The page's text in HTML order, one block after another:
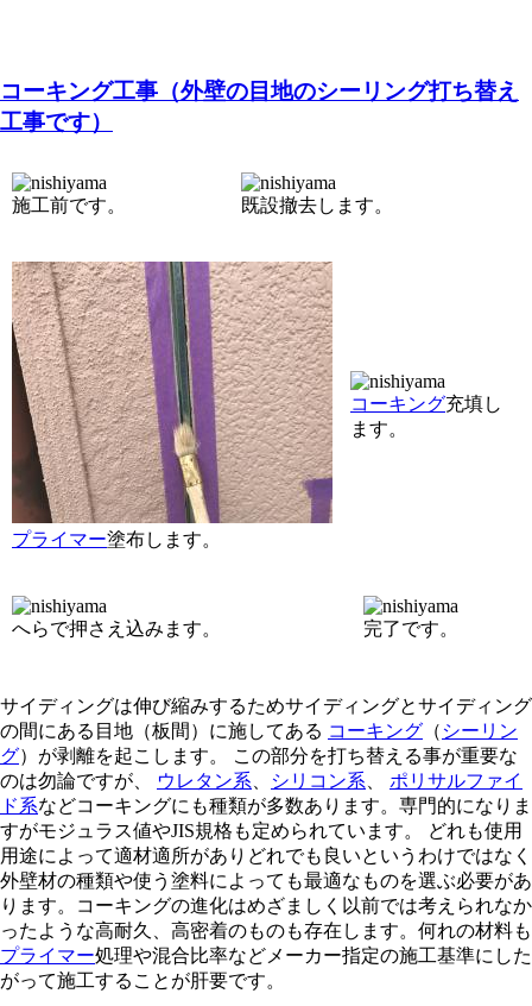
コーキング工事（外壁の目地のシーリング打ち替え
工事です）
施工前です。 既設撤去します。
プライマー塗布します。
コーキング充填し
ます。
へらで押さえ込みます。 完了です。
サイディングは伸び縮みするためサイディングとサイディング
の間にある目地（板間）に施してある コーキング （ シーリン
グ）が剥離を起こします。 この部分を打ち替える事が重要な
のは勿論ですが、
ウレタン系 シリコン系
ポリサルファイ
ド系などコーキングにも種類が多数あります。専門的になりま
すがモジュラス値やJIS規格も定められています。 どれも使用
用途によって適材適所がありどれでも良いというわけではなく
外壁材の種類や使う塗料によっても最適なものを選ぶ必要があ
ります。コーキングの進化はめざましく以前では考えられなか
ったような高耐久、高密着のものも存在します。何れの材料も
プライマー処理や混合比率などメーカー指定の施工基準にした
がって施工することが肝要です。